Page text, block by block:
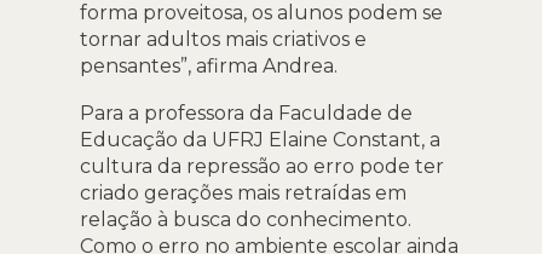
forma proveitosa, os alunos podem se
tornar adultos mais criativos e
pensantes”, afirma Andrea.
Para a professora da Faculdade de
Educação da UFRJ Elaine Constant, a
cultura da repressão ao erro pode ter
criado gerações mais retraídas em
relação à busca do conhecimento.
Como o erro no ambiente escolar ainda